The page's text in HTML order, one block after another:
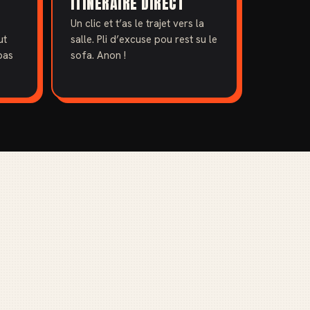
Un clic et t’as le trajet vers la
salle. Pli d’excuse pou rest su le
sofa. Anon !